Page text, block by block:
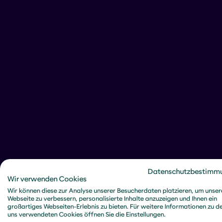
Wir verwenden Cookies
Wir können diese zur Analyse unserer Besucherdaten platzieren, um
Webseite zu verbessern, personalisierte Inhalte anzuzeigen und Ihnen ein
großartiges Webseiten-Erlebnis zu bieten. Für weitere Informationen zu
uns verwendeten Cookies öffnen Sie die Einstellungen.